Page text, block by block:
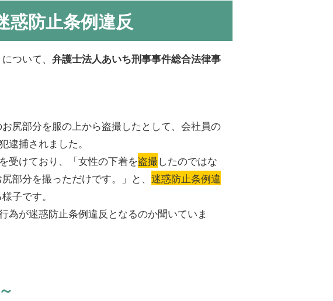
惑防止条例違反
ついて、 弁護士法人あいち刑事事件総合法律事
尻部分を服の上から盗撮したとして、会社員の
逮捕されました。
受けており、「女性の下着を盗撮したのではな
部分を撮っただけです。」と、 迷惑防止条例違
子です。
為が迷惑防止条例違反となるのか聞いていま